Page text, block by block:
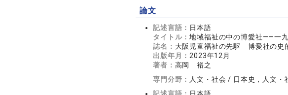
論文
記述言語： 日本語
タイトル：地域福祉の中の博愛社――一
誌名： 大阪児童福祉の先駆 博愛社の史
出版年月： 2023年12月
著者： 高岡 裕之
専門分野： 人文・社会 / 日本史，人文・